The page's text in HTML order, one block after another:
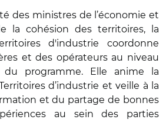
des ministres de l’économie et
la cohésion des territoires, la
d'industrie coordonne
et des opérateurs au niveau
programme. Elle anime la
d’industrie et veille à la
et du partage de bonnes
au sein des parties